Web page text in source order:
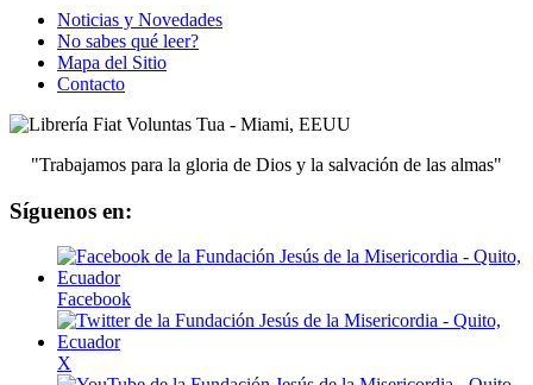
Noticias y Novedades
No sabes qué leer?
Mapa del Sitio
Contacto
"Trabajamos para la gloria de Dios y la salvación de las almas"
Síguenos en:
Facebook
X